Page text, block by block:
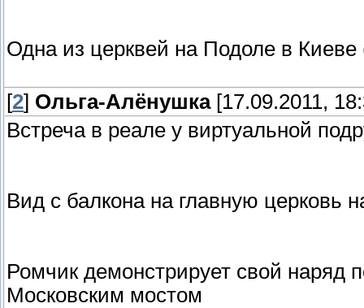
Одна из церквей на Подоле в
[2] Ольга-Алёнушка[17.09.2011,
Встреча в реале у виртуальной
Вид с балкона на главную церковь
Ромчик демонстрирует свой наряд
Московским мостом